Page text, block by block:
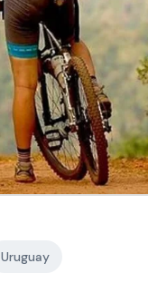
Uruguay